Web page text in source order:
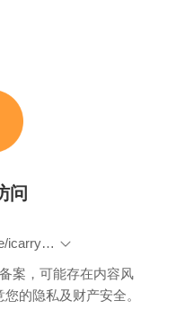
问
https://icarry.me/icarry-product.php?id=5512
案，可能存在内容风
的隐私及财产安全。